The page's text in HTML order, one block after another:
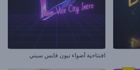
افتتاحية أضواء نيون فايس سيتي